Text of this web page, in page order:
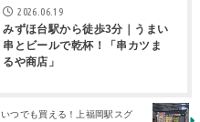
2026.06.19
みずほ台駅から徒歩3分｜うまい
串とビールで乾杯！「串カツま
るや商店」
いつでも買える！上福岡駅スグ